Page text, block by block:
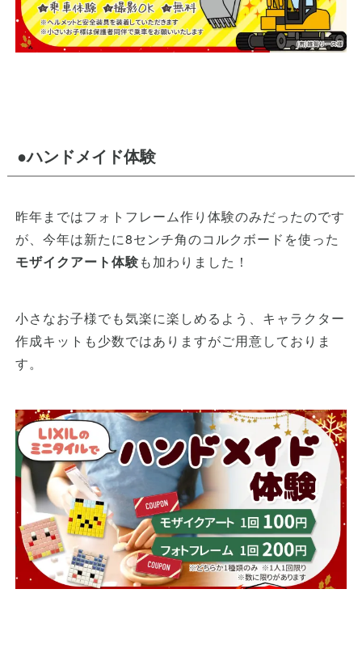
●ハンドメイド体験
昨年まではフォトフレーム作り体験のみだったのです
が、今年は新たに8センチ角のコルクボードを使った
モザイクアート体験も加わりました！
小さなお子様でも気楽に楽しめるよう、キャラクター
作成キットも少数ではありますがご用意しておりま
す。